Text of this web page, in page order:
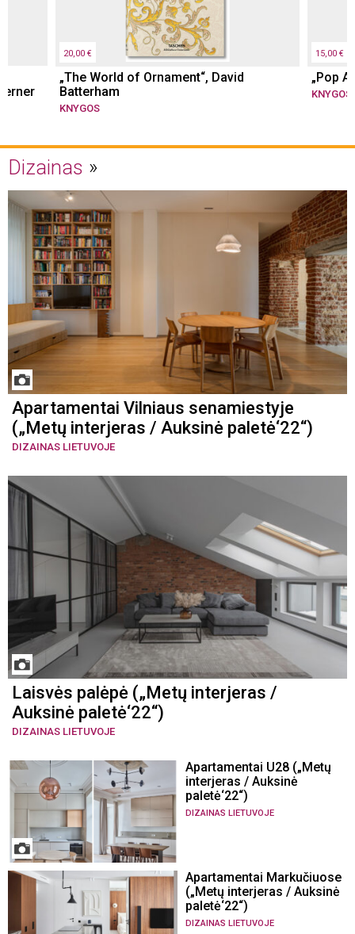
20,00 €
„The World of Ornament“, David
Batterham
KNYGOS
15,00 €
„Pop
KNYGOS
Dizainas
Apartamentai Vilniaus senamiestyje
(„Metų interjeras / Auksinė paletė‘22“)
DIZAINAS LIETUVOJE
Laisvės palėpė („Metų interjeras /
Auksinė paletė‘22“)
DIZAINAS LIETUVOJE
Apartamentai U28 („Metų
interjeras / Auksinė
paletė‘22“)
DIZAINAS LIETUVOJE
Apartamentai Markučiuose
(„Metų interjeras / Auksinė
paletė‘22“)
DIZAINAS LIETUVOJE